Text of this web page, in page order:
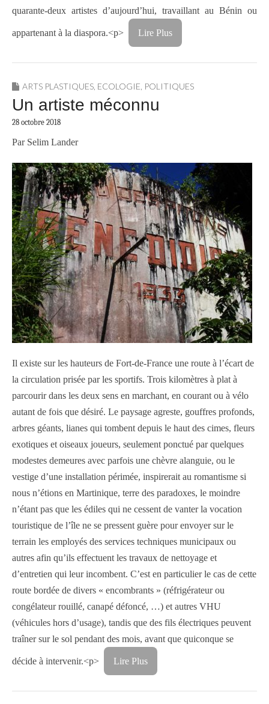
quarante-deux artistes d’aujourd’hui, travaillant au Bénin ou
appartenant à la diaspora.<p> Lire Plus
ARTS PLASTIQUES ECOLOGIE POLITIQUES
Un artiste méconnu
28 octobre 2018
Par Selim Lander
Il existe sur les hauteurs de Fort-de-France une route à l’écart de
la circulation prisée par les sportifs. Trois kilomètres à plat à
parcourir dans les deux sens en marchant, en courant ou à vélo
autant de fois que désiré. Le paysage agreste, gouffres profonds,
arbres géants, lianes qui tombent depuis le haut des cimes, fleurs
exotiques et oiseaux joueurs, seulement ponctué par quelques
modestes demeures avec parfois une chèvre alanguie, ou le
vestige d’une installation périmée, inspirerait au romantisme si
nous n’étions en Martinique, terre des paradoxes, le moindre
n’étant pas que les édiles qui ne cessent de vanter la vocation
touristique de l’île ne se pressent guère pour envoyer sur le
terrain les employés des services techniques municipaux ou
autres afin qu’ils effectuent les travaux de nettoyage et
d’entretien qui leur incombent. C’est en particulier le cas de cette
route bordée de divers « encombrants » (réfrigérateur ou
congélateur rouillé, canapé défoncé, …) et autres VHU
(véhicules hors d’usage), tandis que des fils électriques peuvent
traîner sur le sol pendant des mois, avant que quiconque se
décide à intervenir.<p> Lire Plus